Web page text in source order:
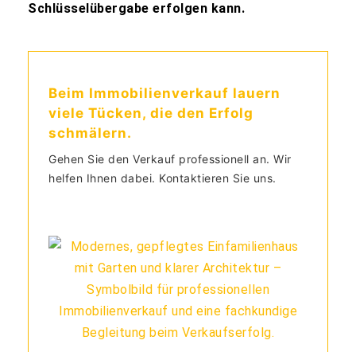
Schlüsselübergabe erfolgen kann.
Beim Immobilienverkauf lauern
viele Tücken, die den Erfolg
schmälern.
Gehen Sie den Verkauf professionell an. Wir
helfen Ihnen dabei. Kontaktieren Sie uns.